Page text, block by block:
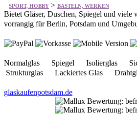
SPORT, HOBBY > BASTELN, WERKEN
Bietet Gläser, Duschen, Spiegel und viele
vorrangig für Berlin, Potsdam und
Normalglas Spiegel Isolierglas
Strukturglas Lackiertes Glas
glaskaufenpotsdam.de